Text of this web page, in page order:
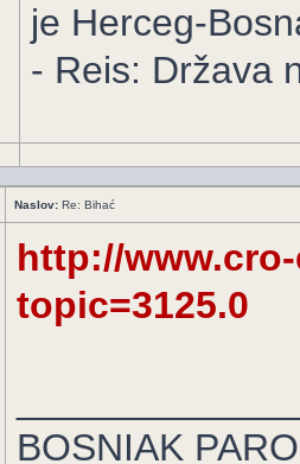
je Herceg-
- Reis: Država
Naslov: Re: Bihać
http://
topic=3125.0
BOSNIAK